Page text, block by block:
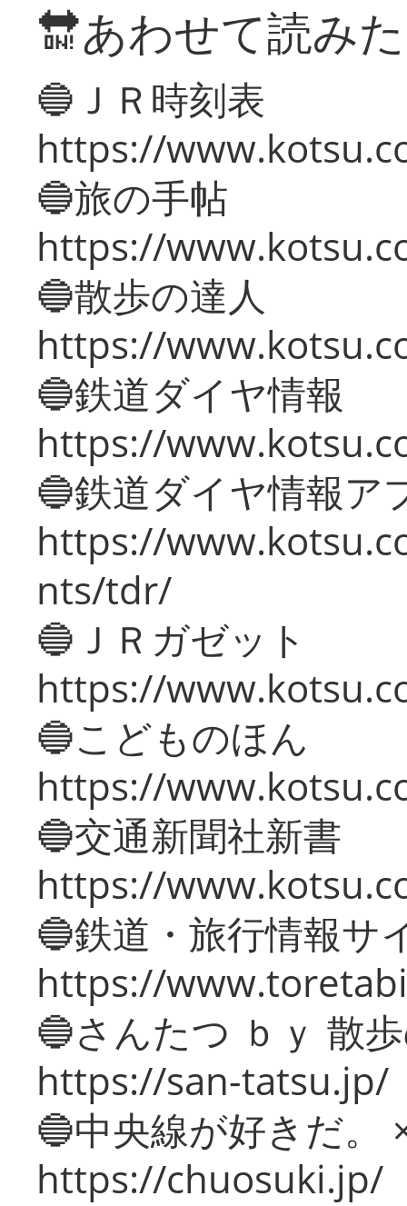
🔛あわせて読み
🔵ＪＲ時刻表
https://
🔵旅の手帖
https://
🔵散歩の達人
https://
🔵鉄道ダイヤ情報
https://
🔵鉄道ダイヤ情報ア
https://
nts/tdr/
🔵ＪＲガゼット
https://
🔵こどものほん
https://
🔵交通新聞社新書
https://
🔵鉄道・旅行情報サ
https://
🔵さんたつ ｂｙ 散
https://san-tatsu.jp/
🔵中央線が好きだ。
https://chuosuki.jp/